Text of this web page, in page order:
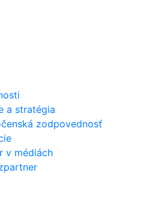
a stratégia
zodpovednosť
v médiách